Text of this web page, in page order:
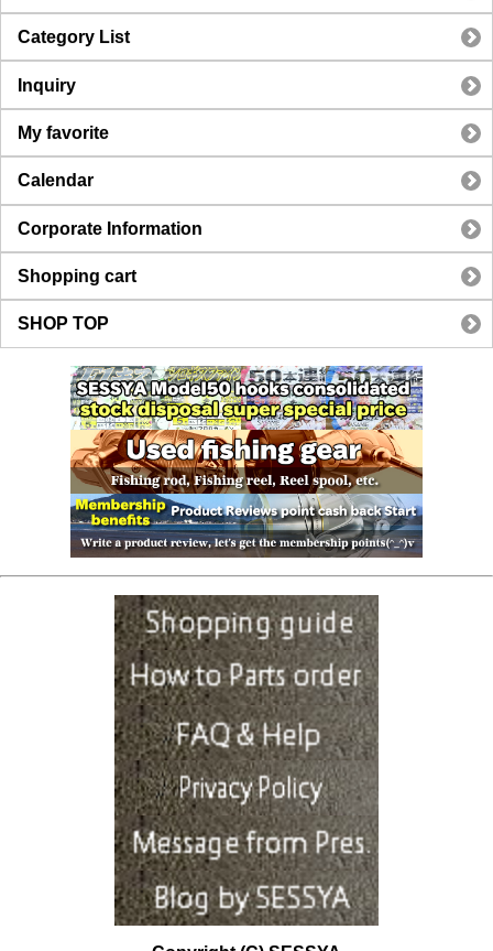
Category List
Inquiry
My favorite
Calendar
Corporate Information
Shopping cart
SHOP TOP